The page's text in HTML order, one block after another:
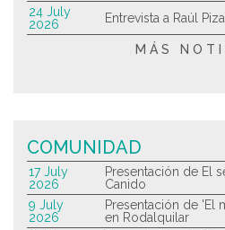
24 July
2026
Entrevista a Raúl
MÁS
COMUNIDAD
17 July
2026
Presentación de El
Canido
9 July
2026
Presentación de 'El
en Rodalquilar